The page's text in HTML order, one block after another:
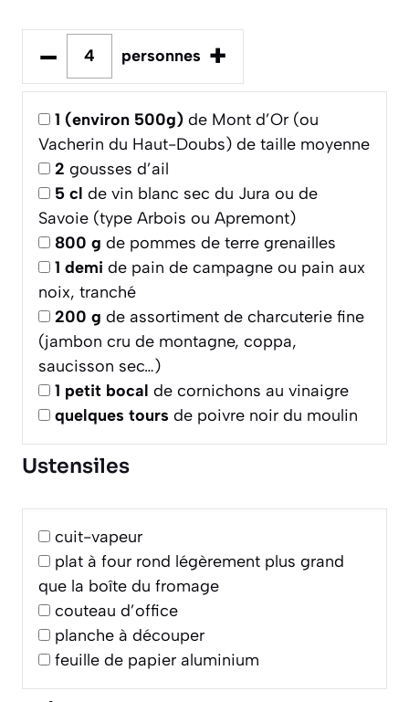
– personnes +
1 (environ 500g) de Mont d’Or (ou
Vacherin du Haut-Doubs) de taille moyenne
2 gousses d’ail
5 cl de vin blanc sec du Jura ou de
Savoie (type Arbois ou Apremont)
800 g de pommes de terre grenailles
1 demi de pain de campagne ou pain aux
noix, tranché
200 g de assortiment de charcuterie fine
(jambon cru de montagne, coppa,
saucisson sec…)
1 petit bocal de cornichons au vinaigre
quelques tours de poivre noir du moulin
Ustensiles
cuit-vapeur
plat à four rond légèrement plus grand
que la boîte du fromage
couteau d’office
planche à découper
feuille de papier aluminium